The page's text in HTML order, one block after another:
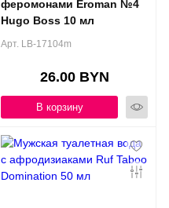
феромонами Eroman №4
Hugo Boss 10 мл
Арт. LB-17104m
26.00 BYN
В корзину